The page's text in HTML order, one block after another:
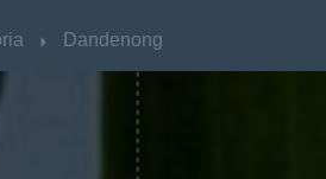
Dandenong
Dandenong